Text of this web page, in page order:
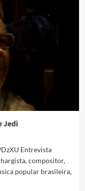
Jedi
Entrevista
compositor,
popular brasileira,